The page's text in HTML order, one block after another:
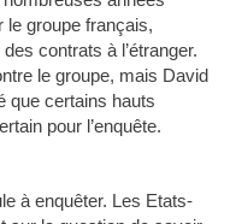
le groupe français,
contrats à l’étranger.
le groupe, mais David
que certains hauts
pour l’enquête.
à enquêter. Les Etats-